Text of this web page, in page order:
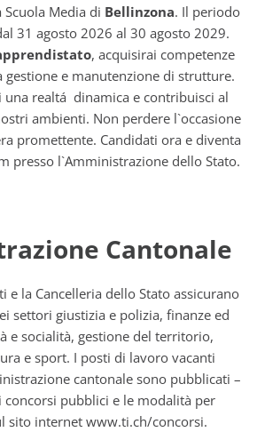
Media di Bellinzona. Il periodo
31 agosto 2026 al 30 agosto 2029.
, acquisirai competenze
e manutenzione di strutture.
una realtá dinamica e contribuisci al
ambienti. Non perdere l`occasione
promettente. Candidati ora e diventa
presso l`Amministrazione dello Stato.
Cantonale
e la Cancelleria dello Stato assicurano
settori giustizia e polizia, finanze ed
e socialità, gestione del territorio,
e sport. I posti di lavoro vacanti
cantonale sono pubblicati –
concorsi pubblici e le modalità per
sito internet www.ti.ch/concorsi.